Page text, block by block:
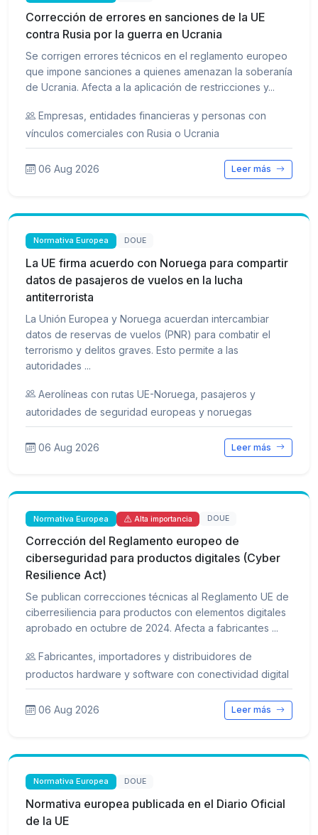
Corrección de errores en sanciones de la UE
contra Rusia por la guerra en Ucrania
Se corrigen errores técnicos en el reglamento europeo
que impone sanciones a quienes amenazan la soberanía
de Ucrania. Afecta a la aplicación de restricciones y...
Empresas, entidades financieras y personas con
vínculos comerciales con Rusia o Ucrania
06 Aug 2026 Leer más
Normativa Europea DOUE
La UE firma acuerdo con Noruega para compartir
datos de pasajeros de vuelos en la lucha
antiterrorista
La Unión Europea y Noruega acuerdan intercambiar
datos de reservas de vuelos (PNR) para combatir el
terrorismo y delitos graves. Esto permite a las
autoridades ...
Aerolíneas con rutas UE-Noruega, pasajeros y
autoridades de seguridad europeas y noruegas
06 Aug 2026 Leer más
Normativa Europea Alta importancia DOUE
Corrección del Reglamento europeo de
ciberseguridad para productos digitales (Cyber
Resilience Act)
Se publican correcciones técnicas al Reglamento UE de
ciberresiliencia para productos con elementos digitales
aprobado en octubre de 2024. Afecta a fabricantes ...
Fabricantes, importadores y distribuidores de
productos hardware y software con conectividad digital
06 Aug 2026 Leer más
Normativa Europea DOUE
Normativa europea publicada en el Diario Oficial
de la UE